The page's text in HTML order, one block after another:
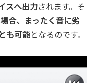
スへ出力されます。そ
合、まったく音に劣
も可能となるのです。